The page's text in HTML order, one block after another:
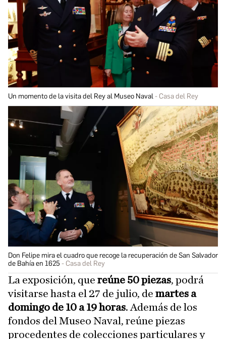
Un momento de la visita del Rey al Museo Naval Casa del Rey
Don Felipe mira el cuadro que recoge la recuperación de San Salvador
de Bahía en 1625
Casa del Rey
La exposición, que reúne 50 piezas, podrá
visitarse hasta el 27 de julio, de martes a
domingo de 10 a 19 horas. Además de los
fondos del Museo Naval, reúne piezas
procedentes de colecciones particulares y